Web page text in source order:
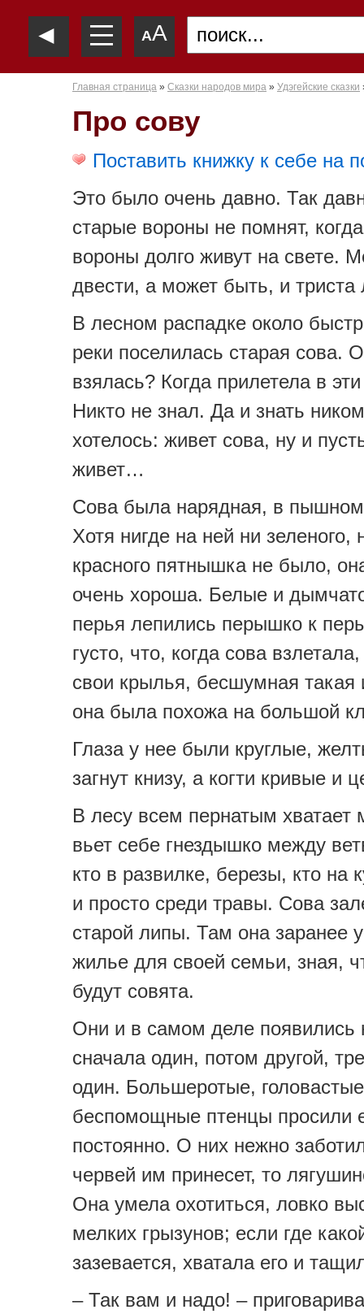
◄ —
—
— AA
Главная страница » Сказки народов мира » Удэгейские сказки
Про сову
Поставить книжку к себе на
Это было очень давно. Так
старые вороны не помнят,
вороны долго живут на свете.
двести, а может быть, и триста
В лесном распадке около
реки поселилась старая сова.
взялась? Когда прилетела в
Никто не знал. Да и знать
хотелось: живет сова, ну и
живет…
Сова была нарядная, в
Хотя нигде на ней ни зеленого,
красного пятнышка не было,
очень хороша. Белые и
перья лепились перышко к
густо, что, когда сова
свои крылья, бесшумная такая
она была похожа на большой
Глаза у нее были круглые,
загнут книзу, а когти кривые и
В лесу всем пернатым хватает
вьет себе гнездышко между
кто в развилке, березы, кто на
и просто среди травы. Сова
старой липы. Там она заранее
жилье для своей семьи, зная,
будут совята.
Они и в самом деле появились
сначала один, потом другой,
один. Большеротые,
беспомощные птенцы просили
постоянно. О них нежно
червей им принесет, то
Она умела охотиться, ловко
мелких грызунов; если где
зазевается, хватала его и
– Так вам и надо! –